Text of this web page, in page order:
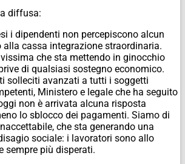
diffusa:
i dipendenti non percepiscono alcun
cassa integrazione straordinaria.
che sta mettendo in ginocchio
di qualsiasi sostegno economico.
solleciti avanzati a tutti i soggetti
Ministero e legale che ha seguito
non è arrivata alcuna risposta
lo sblocco dei pagamenti. Siamo di
che sta generando una
sociale: i lavoratori sono allo
sempre più disperati.